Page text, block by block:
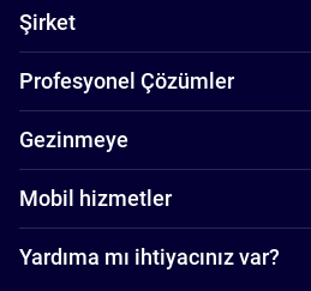
Şirket
Profesyonel Çözümler
Gezinmeye
Mobil hizmetler
Yardıma mı ihtiyacınız var?